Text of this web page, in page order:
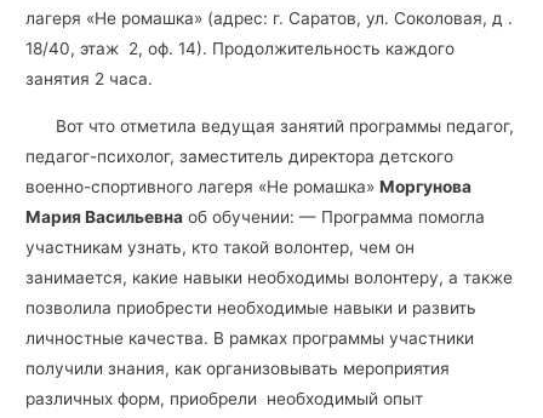
лагеря «Не ромашка» (адрес: г. Саратов, ул. Соколовая, д .
18/40, этаж 2, оф. 14). Продолжительность каждого
занятия 2 часа.
Вот что отметила ведущая занятий программы педагог,
педагог-психолог, заместитель директора детского
военно-спортивного лагеря «Не ромашка»Моргунова
Мария Васильевна об обучении: — Программа помогла
участникам узнать, кто такой волонтер, чем он
занимается, какие навыки необходимы волонтеру, а также
позволила приобрести необходимые навыки и развить
личностные качества. В рамках программы участники
получили знания, как организовывать мероприятия
различных форм, приобрели необходимый опыт